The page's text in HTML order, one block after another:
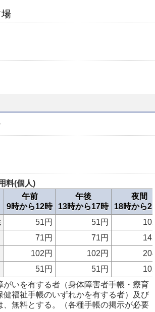
料(個人)
午前
9時から12時
午後
13時から17時
夜間
18時から
51円 51円
71円 71円
102円 102円
51円 51円
がいを有する者（身体障害者手帳・療育
健福祉手帳のいずれかを有する者）及び
、無料とする。（各種手帳の掲示が必要